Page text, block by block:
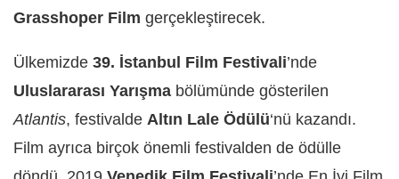
Grasshoper Film gerçekleştirecek.
Ülkemizde 39. İstanbul Film Festivali’nde
Uluslararası Yarışma bölümünde gösterilen
Atlantis, festivalde Altın Lale Ödülü‘nü kazandı.
Film ayrıca birçok önemli festivalden de ödülle